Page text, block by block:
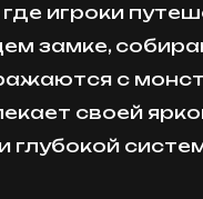
где игроки
замке,
с
своей
глубокой